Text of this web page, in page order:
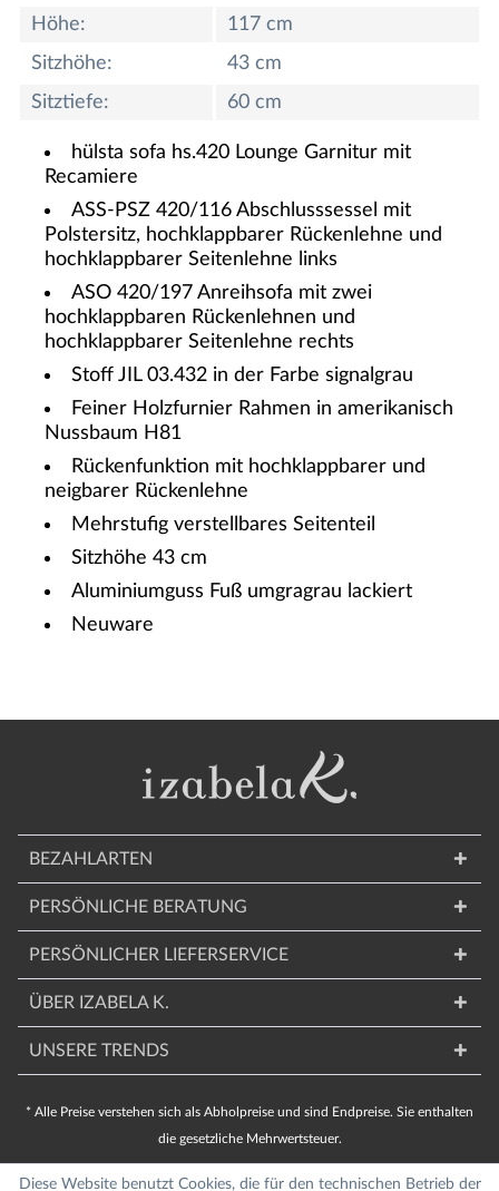
Höhe:
117 cm
Sitzhöhe:
43 cm
Sitztiefe:
60 cm
hülsta sofa hs.420 Lounge Garnitur mit
Recamiere
ASS-PSZ 420/116 Abschlusssessel mit
Polstersitz, hochklappbarer Rückenlehne und
hochklappbarer Seitenlehne links
ASO 420/197 Anreihsofa mit zwei
hochklappbaren Rückenlehnen und
hochklappbarer Seitenlehne rechts
Stoff JIL 03.432 in der Farbe signalgrau
Feiner Holzfurnier Rahmen in amerikanisch
Nussbaum H81
Rückenfunktion mit hochklappbarer und
neigbarer Rückenlehne
Mehrstufig verstellbares Seitenteil
Sitzhöhe 43 cm
Aluminiumguss Fuß umgragrau lackiert
Neuware
BEZAHLARTEN
PERSÖNLICHE BERATUNG
PERSÖNLICHER LIEFERSERVICE
ÜBER IZABELA K.
UNSERE TRENDS
* Alle Preise verstehen sich als Abholpreise und sind Endpreise. Sie enthalten
die gesetzliche Mehrwertsteuer.
Diese Website benutzt Cookies, die für den technischen Betrieb der